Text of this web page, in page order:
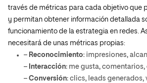
través de métricas para cada objetivo que
y permitan obtener información detallada
funcionamiento de la estrategia en redes.
necesitará de unas métricas propias:
– Reconocimiento: impresiones,
– Interacción: me gusta,
– Conversión: clics, leads generados,